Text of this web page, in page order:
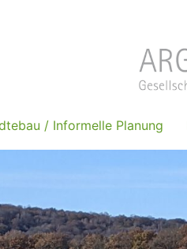
/ Informelle Planung